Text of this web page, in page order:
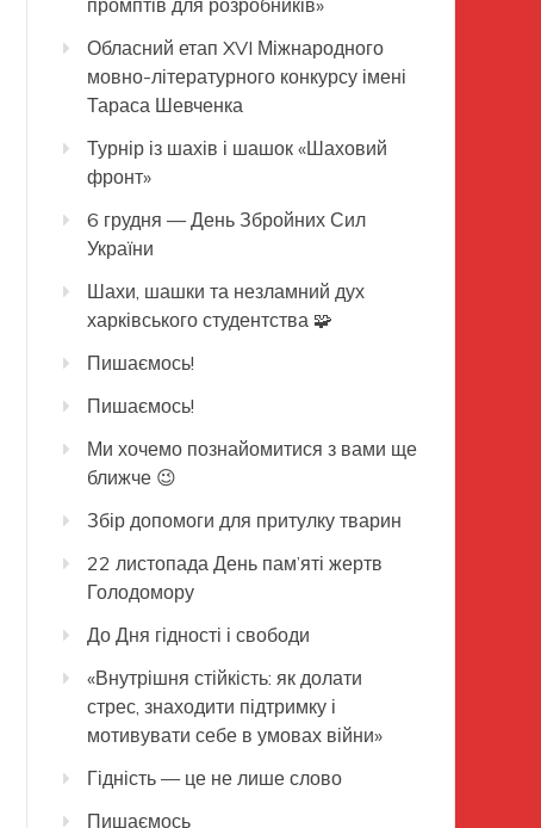
Обласний етап XVI Міжнародного
мовно-літературного конкурсу імені
Тараса Шевченка
Турнір із шахів і шашок «Шаховий
фронт»
6 грудня — День Збройних Сил
України
Шахи, шашки та незламний дух
харківського студентства 🧩
Пишаємось!
Пишаємось!
Ми хочемо познайомитися з вами ще
ближче 😉
Збір допомоги для притулку тварин
22 листопада День пам’яті жертв
Голодомору
До Дня гідності і свободи
«Внутрішня стійкість: як долати
стрес, знаходити підтримку і
мотивувати себе в умовах війни»
Гідність — це не лише слово
Пишаємось